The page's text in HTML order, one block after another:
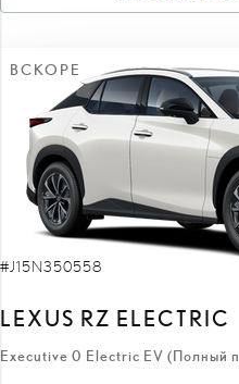
ВСКОРЕ
#J15N350558
LEXUS RZ ELECTRIC
Executive 0 Electric EV (Полный